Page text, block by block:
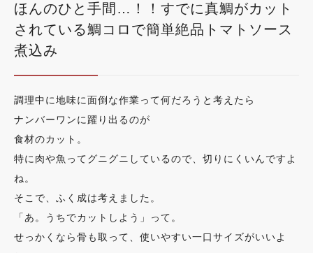
ほんのひと手間…！！すでに真鯛がカット
されている鯛コロで簡単絶品トマトソース
煮込み
調理中に地味に面倒な作業って何だろうと考えたら
ナンバーワンに躍り出るのが
食材のカット。
特に肉や魚ってグニグニしているので、切りにくいんですよ
ね。
そこで、ふく成は考えました。
「あ。うちでカットしよう」って。
せっかくなら骨も取って、使いやすい一口サイズがいいよ